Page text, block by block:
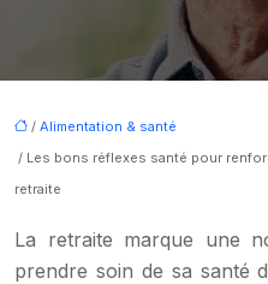
/ Alimentation & santé
/ Les bons réflexes santé pour
retraite
La retraite marque une
prendre soin de sa santé